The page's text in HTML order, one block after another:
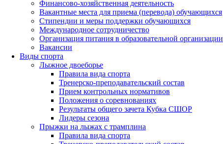
Финансово-хозяйственная деятельность
Вакантные места для приема (перевода) обучающихся
Стипендии и меры поддержки обучающихся
Международное сотрудничество
Организация питания в образовательной организации
Вакансии
Виды спорта
Лыжное двоеборье
Правила вида спорта
Тренерско-преподавательский состав
Прием контрольных нормативов
Положения о соревнованиях
Результаты общего зачета Кубка СШОР
Лидеры сезона
Прыжки на лыжах с трамплина
Правила вида спорта